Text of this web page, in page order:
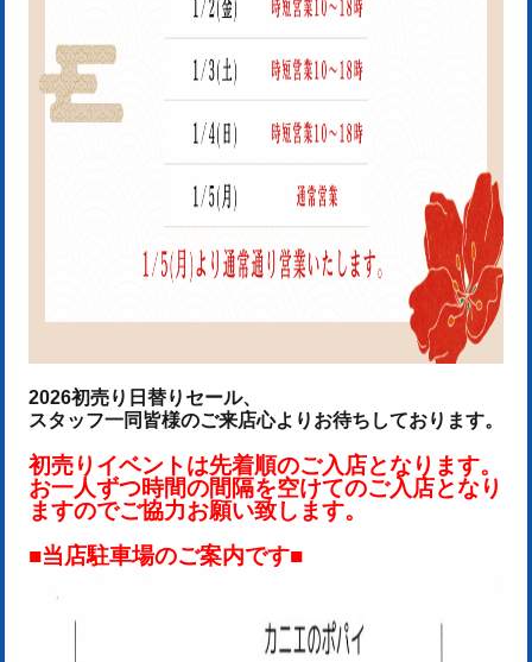
2026初売り日替りセール、
スタッフ一同皆様のご来店心よりお待ちしております。
初売りイベントは先着順のご入店となります。
お一人ずつ時間の間隔を空けてのご入店となり
ますのでご協力お願い致します。
■当店駐車場のご案内です■